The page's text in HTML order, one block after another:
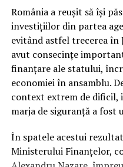
categoria de risc major (
În ciuda acestor
finanțele publice,
scenariul negativ.
posibil acest lucru, în
economice brute erau
Răspunsul nu a stat în
ci în garanțiile de
autoritatea altor actori
pe parcursul mandatului,
România a reușit să își
investițiilor din partea
evitând astfel trecerea în
avut consecințe
finanțare ale statului,
economiei în ansamblu.
context extrem de dificil,
marja de siguranță a fost
În spatele acestui
Ministerului Finanțelor,